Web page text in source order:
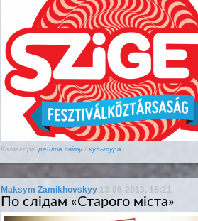
Категорії: решта світу/ культура
Maksym Zamikhovskyy 13-06-2013, 18:21
По слідам «Старого міста»